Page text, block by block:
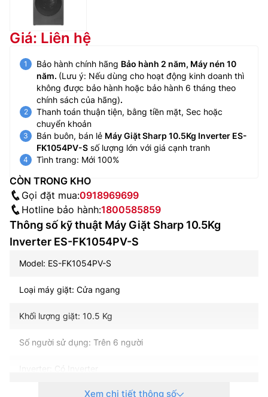
Giá: Liên hệ
Bảo hành chính hãng Bảo hành 2 năm, Máy nén 10
năm. (Lưu ý: Nếu dùng cho hoạt động kinh doanh thì
không được bảo hành hoặc bảo hành 6 tháng theo
chính sách của hãng).
Thanh toán thuận tiện, bằng tiền mặt, Sec hoặc
chuyển khoản
Bán buôn, bán lẻ Máy Giặt Sharp 10.5Kg Inverter ES-
FK1054PV-S số lượng lớn với giá cạnh tranh
Tình trang: Mới 100%
CÒN TRONG KHO
Gọi đặt mua:0918969699
Hotline bảo hành:1800585859
Thông số kỹ thuật Máy Giặt Sharp 10.5Kg
Inverter ES-FK1054PV-S
Model: ES-FK1054PV-S
Loại máy giặt: Cửa ngang
Khối lượng giặt: 10.5 Kg
Số người sử dụng: Trên 6 người
Inverter: Có Inverter
Hiệu suất sử dụng điện: 7.76 Wh/kg
Xem chi tiết thông số